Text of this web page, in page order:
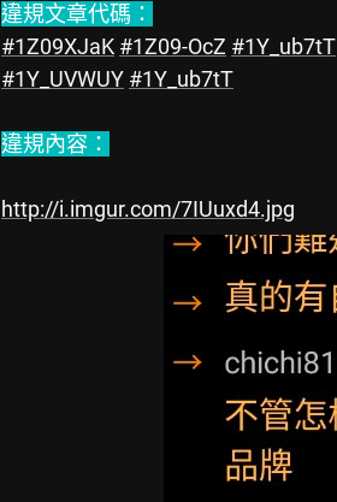
違規文章代碼：
#1Z09XJaK #1Z09-OcZ #1Y_ub7tT
#1Y_UVWUY #1Y_ub7tT
違規內容：
http://i.imgur.com/7IUuxd4.jpg